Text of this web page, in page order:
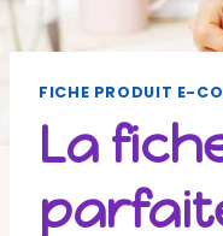
FICHE PRODUIT E-
La